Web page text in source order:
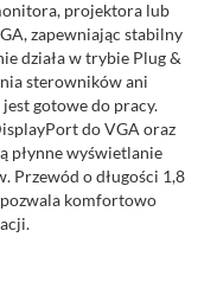
projektora lub
zapewniając stabilny
działa w trybie Plug &
sterowników ani
gotowe do pracy.
do VGA oraz
płynne wyświetlanie
Przewód o długości 1,8
komfortowo